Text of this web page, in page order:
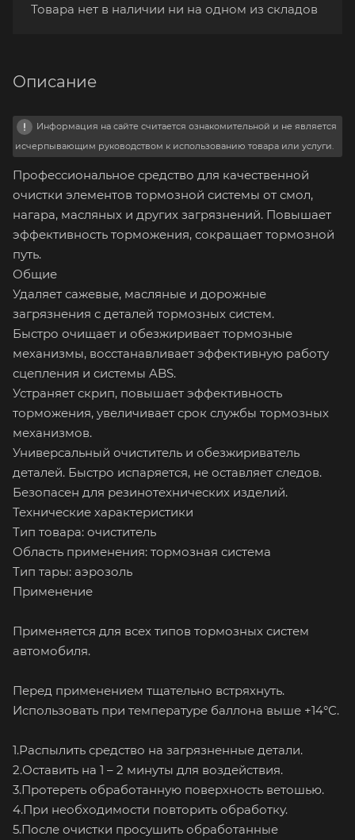
Товара нет в наличии ни на одном из складов
Описание
Информация на сайте считается ознакомительной и не является
исчерпывающим руководством к использованию товара или услуги.
Профессиональное средство для качественной
очистки элементов тормозной системы от смол,
нагара, масляных и других загрязнений. Повышает
эффективность торможения, сокращает тормозной
путь.
Общие
Удаляет сажевые, масляные и дорожные
загрязнения с деталей тормозных систем.
Быстро очищает и обезжиривает тормозные
механизмы, восстанавливает эффективную работу
сцепления и системы ABS.
Устраняет скрип, повышает эффективность
торможения, увеличивает срок службы тормозных
механизмов.
Универсальный очиститель и обезжириватель
деталей. Быстро испаряется, не оставляет следов.
Безопасен для резинотехнических изделий.
Технические характеристики
Тип товара: очиститель
Область применения: тормозная система
Тип тары: аэрозоль
Применение
Применяется для всех типов тормозных систем
автомобиля.
Перед применением тщательно встряхнуть.
Использовать при температуре баллона выше +14°С.
1.Распылить средство на загрязненные детали.
2.Оставить на 1 – 2 минуты для воздействия.
3.Протереть обработанную поверхность ветошью.
4.При необходимости повторить обработку.
5.После очистки просушить обработанные